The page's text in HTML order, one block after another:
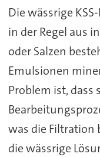
Die wässrige
in der Regel aus
oder Salzen
Emulsionen
Problem ist, dass
was die Filtration
die wässrige